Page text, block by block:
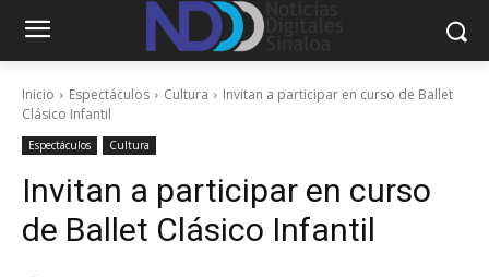
Inicio Espectáculos Cultura
Invitan a participar en curso de Ballet
Clásico Infantil
Espectáculos Cultura
Invitan a participar en curso
de Ballet Clásico Infantil